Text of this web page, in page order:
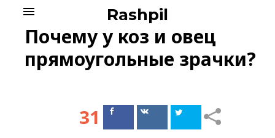
content
Rashpil
menu
Почему у коз и овец
прямоугольные зрачки?
31
ПоделитьсяПоделиться